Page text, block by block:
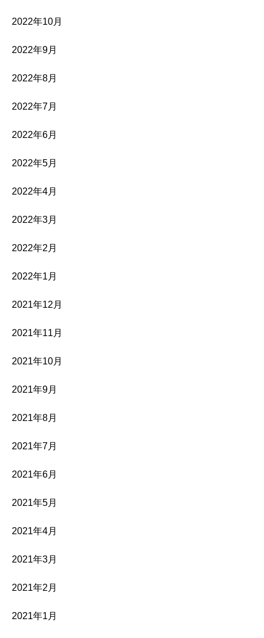
2022年10月
2022年9月
2022年8月
2022年7月
2022年6月
2022年5月
2022年4月
2022年3月
2022年2月
2022年1月
2021年12月
2021年11月
2021年10月
2021年9月
2021年8月
2021年7月
2021年6月
2021年5月
2021年4月
2021年3月
2021年2月
2021年1月